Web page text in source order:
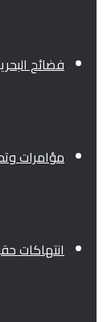
فضائح
مؤامرات
انتهاكات